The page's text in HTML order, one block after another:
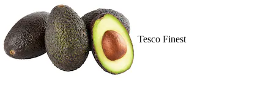
Tesco Finest